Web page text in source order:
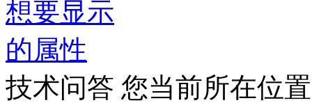
技术问答 您当前所在位